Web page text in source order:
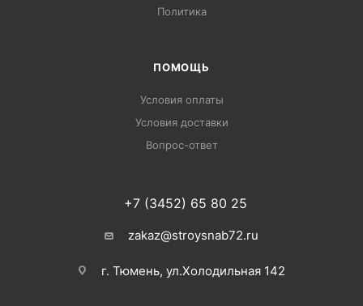
Политика
ПОМОЩЬ
Условия оплаты
Условия доставки
Вопрос-ответ
+7 (3452) 65 80 25
zakaz@stroysnab72.ru
г. Тюмень, ул.Холодильная 142